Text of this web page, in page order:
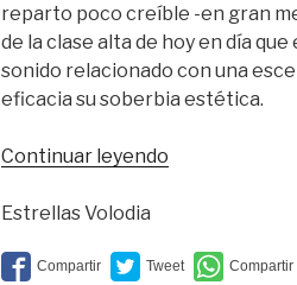
reparto poco creíble -en gran
de la clase alta de hoy en día
sonido relacionado con una
eficacia su soberbia estética.
Continuar leyendo
corderos”
Estrellas Volodia